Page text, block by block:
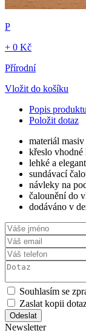
P
+ 0 Kč
Přírodní
Vložit do košíku
Popis produktu
Položit dotaz
materiál
křeslo vhodné
lehké a
sundávací
návleky na
čalounění do
dodáváno v
Souhlasím se
Zaslat kopii
Newsletter